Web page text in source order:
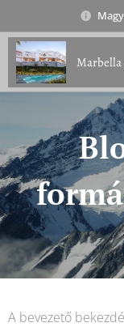
A bevezető